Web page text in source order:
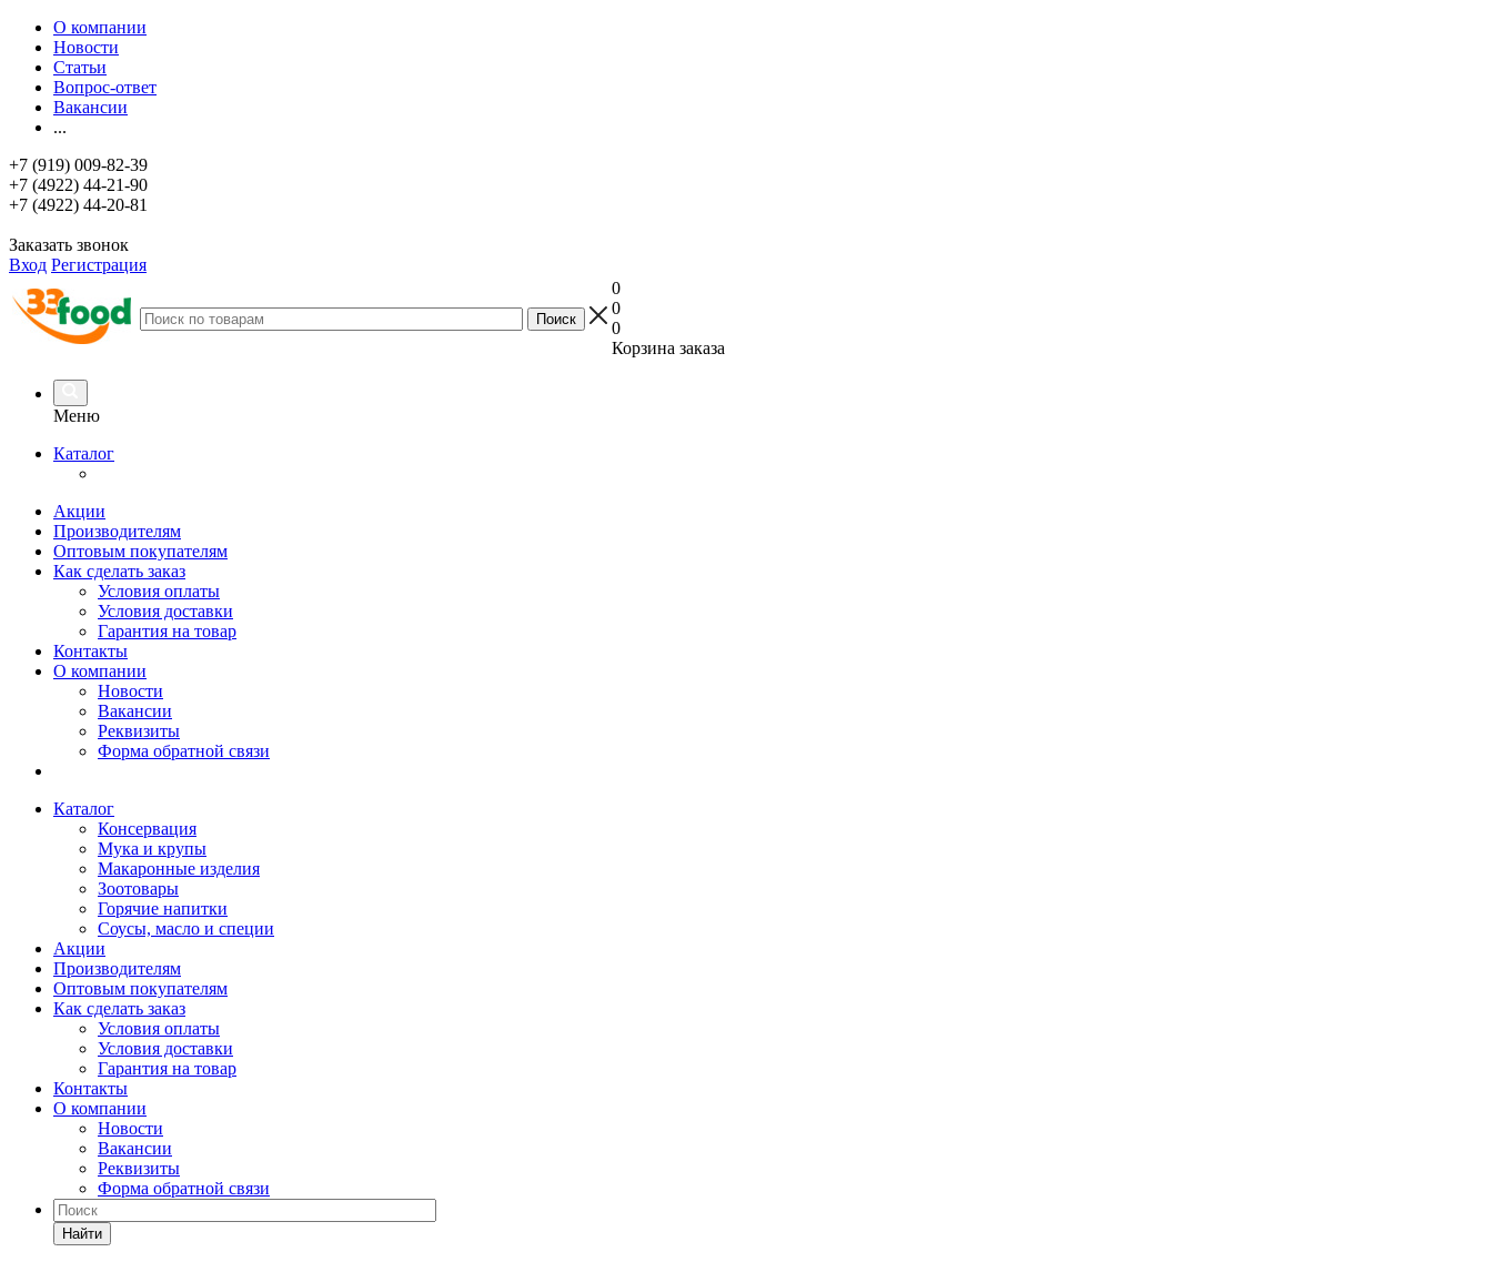
О компании
Новости
Статьи
Вопрос-ответ
Вакансии
...
+7 (919) 009-82-39
+7 (4922) 44-21-90
+7 (4922) 44-20-81
Заказать звонок
Вход Регистрация
0
0
0
Корзина заказа
Меню
Каталог
Акции
Производителям
Оптовым покупателям
Как сделать заказ
Условия оплаты
Условия доставки
Гарантия на товар
Контакты
О компании
Новости
Вакансии
Реквизиты
Форма обратной связи
Каталог
Консервация
Мука и крупы
Макаронные изделия
Зоотовары
Горячие напитки
Соусы, масло и специи
Акции
Производителям
Оптовым покупателям
Как сделать заказ
Условия оплаты
Условия доставки
Гарантия на товар
Контакты
О компании
Новости
Вакансии
Реквизиты
Форма обратной связи
Найти